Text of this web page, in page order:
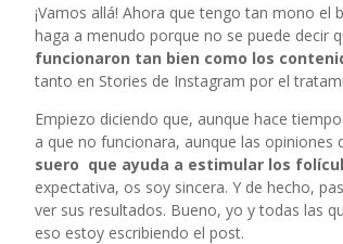
¡Vamos allá! Ahora que tengo tan mono
haga a menudo porque no se puede decir
funcionaron tan bien como los
tanto en Stories de Instagram por el
Empiezo diciendo que, aunque hace
a que no funcionara, aunque las opiniones
suero que ayuda a estimular los
expectativa, os soy sincera. Y de hecho,
ver sus resultados. Bueno, yo y todas las
eso estoy escribiendo el post.